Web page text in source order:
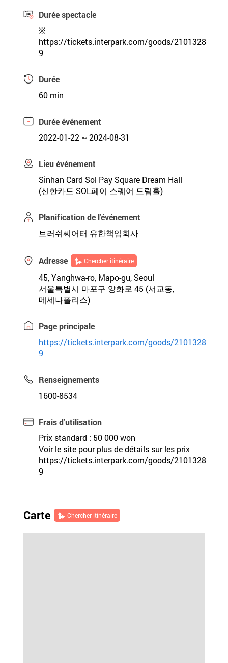
Durée spectacle
※
https://tickets.interpark.com/goods/2101328
9
Durée
60 min
Durée événement
2022-01-22 ~ 2024-08-31
Lieu événement
Sinhan Card Sol Pay Square Dream Hall
(신한카드 SOL페이 스퀘어 드림홀)
Planification de l'événement
브러쉬씨어터 유한책임회사
Adresse Chercher itinéraire
45, Yanghwa-ro, Mapo-gu, Seoul
서울특별시 마포구 양화로 45 (서교동,
메세나폴리스)
Page principale
https://tickets.interpark.com/goods/2101328
9
Renseignements
1600-8534
Frais d'utilisation
Prix standard : 50 000 won
Voir le site pour plus de détails sur les prix
https://tickets.interpark.com/goods/2101328
9
Carte Chercher itinéraire